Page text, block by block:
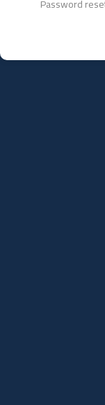
Password